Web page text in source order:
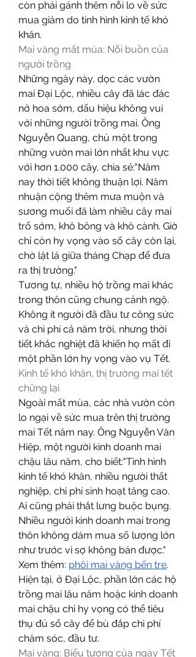
còn phải gánh thêm nỗi lo về sức
mua giảm do tình hình kinh tế khó
khăn.
Mai vàng mất mùa: Nỗi buồn của
người trồng
Những ngày này, dọc các vườn
mai Đại Lộc, nhiều cây đã lác đác
nở hoa sớm, dấu hiệu không vui
với những người trồng mai. Ông
Nguyễn Quang, chủ một trong
những vườn mai lớn nhất khu vực
với hơn 1.000 cây, chia sẻ:"Năm
nay thời tiết không thuận lợi. Năm
nhuận cộng thêm mưa muộn và
sương muối đã làm nhiều cây mai
trổ sớm, khô bông và khô cành. Giờ
chỉ còn hy vọng vào số cây còn lại,
chờ lặt lá giữa tháng Chạp để đưa
ra thị trường."
Tương tự, nhiều hộ trồng mai khác
trong thôn cũng chung cảnh ngộ.
Không ít người đã đầu tư công sức
và chi phí cả năm trời, nhưng thời
tiết khắc nghiệt đã khiến họ mất đi
một phần lớn hy vọng vào vụ Tết.
Kinh tế khó khăn, thị trường mai tết
chững lại
Ngoài mất mùa, các nhà vườn còn
lo ngại về sức mua trên thị trường
mai Tết năm nay. Ông Nguyễn Văn
Hiệp, một người kinh doanh mai
chậu lâu năm, cho biết:"Tình hình
kinh tế khó khăn, nhiều người thất
nghiệp, chi phí sinh hoạt tăng cao.
Ai cũng phải thắt lưng buộc bụng.
Nhiều người kinh doanh mai trong
thôn không dám mua số lượng lớn
như trước vì sợ không bán được."
Xem thêm: phôi mai vàng bến tre.
Hiện tại, ở Đại Lộc, phần lớn các hộ
trồng mai lâu năm hoặc kinh doanh
mai chậu chỉ hy vọng có thể tiêu
thụ đủ số cây để bù đắp chi phí
chăm sóc, đầu tư.
Mai vàng: Biểu tượng của ngày Tết